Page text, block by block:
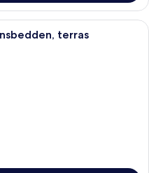
met een bed,
terras